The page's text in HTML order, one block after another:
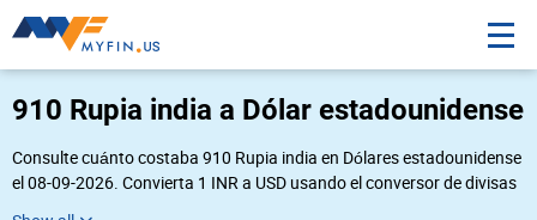
910 Rupia india a Dólar estadounidense
Consulte cuánto costaba 910 Rupia india en Dólares estadounidense
el 08-09-2026. Convierta 1 INR a USD usando el conversor de divisas